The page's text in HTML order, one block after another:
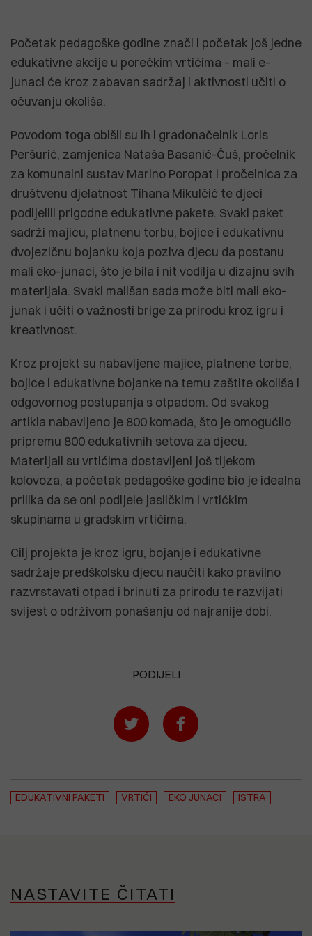
Početak pedagoške godine znači i početak još jedne
edukativne akcije u porečkim vrtićima – mali e-
junaci će kroz zabavan sadržaj i aktivnosti učiti o
očuvanju okoliša.
Povodom toga obišli su ih i gradonačelnik Loris
Peršurić, zamjenica Nataša Basanić-Čuš, pročelnik
za komunalni sustav Marino Poropat i pročelnica za
društvenu djelatnost Tihana Mikulčić te djeci
podijelili prigodne edukativne pakete. Svaki paket
sadrži majicu, platnenu torbu, bojice i edukativnu
dvojezičnu bojanku koja poziva djecu da postanu
mali eko-junaci, što je bila i nit vodilja u dizajnu svih
materijala. Svaki mališan sada može biti mali eko-
junak i učiti o važnosti brige za prirodu kroz igru i
kreativnost.
Kroz projekt su nabavljene majice, platnene torbe,
bojice i edukativne bojanke na temu zaštite okoliša i
odgovornog postupanja s otpadom. Od svakog
artikla nabavljeno je 800 komada, što je omogućilo
pripremu 800 edukativnih setova za djecu.
Materijali su vrtićima dostavljeni još tijekom
kolovoza, a početak pedagoške godine bio je idealna
prilika da se oni podijele jasličkim i vrtićkim
skupinama u gradskim vrtićima.
Cilj projekta je kroz igru, bojanje i edukativne
sadržaje predškolsku djecu naučiti kako pravilno
razvrstavati otpad i brinuti za prirodu te razvijati
svijest o održivom ponašanju od najranije dobi.
PODIJELI
EDUKATIVNI PAKETI VRTIĆI EKO JUNACI ISTRA
NASTAVITE ČITATI